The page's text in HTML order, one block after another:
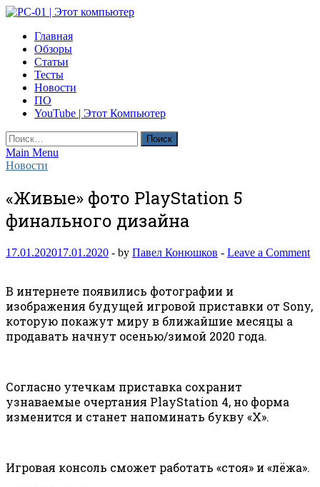
Skip
content
PC-01 | Этот компьютер
Компьютерные новости
Главная
Обзоры
Статьи
Тесты
Новости
ПО
YouTube | Этот Компьютер
Найти:
Main Menu
Новости
«Живые» фото PlayStation 5
финального дизайна
17.01.202017.01.2020 - by Павел Конюшков - Leave a Comment
В интернете появились фотографии и
изображения будущей игровой приставки от Sony,
которую покажут миру в ближайшие месяцы а
продавать начнут осенью/зимой 2020 года.
Согласно утечкам приставка сохранит
узнаваемые очертания PlayStation 4, но форма
изменится и станет напоминать букву «Х».
Игровая консоль сможет работать «стоя» и «лёжа».